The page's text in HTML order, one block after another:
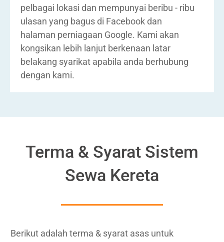
pelbagai lokasi dan mempunyai beribu - ribu
ulasan yang bagus di Facebook dan
halaman perniagaan Google. Kami akan
kongsikan lebih lanjut berkenaan latar
belakang syarikat apabila anda berhubung
dengan kami.
Terma & Syarat Sistem
Sewa Kereta
Berikut adalah terma & syarat asas untuk